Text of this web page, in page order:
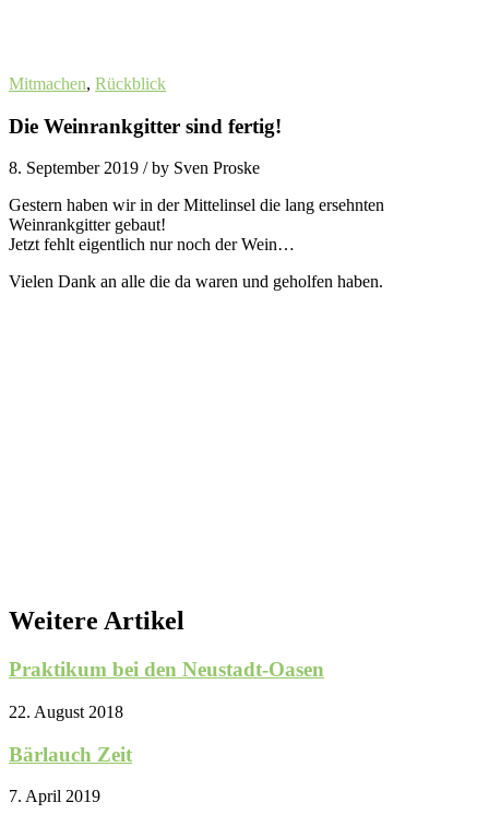
Mitmachen, Rückblick
Die Weinrankgitter sind fertig!
8. September 2019 / by Sven Proske
Gestern haben wir in der Mittelinsel die lang ersehnten
Weinrankgitter gebaut!
Jetzt fehlt eigentlich nur noch der Wein…
Vielen Dank an alle die da waren und geholfen haben.
Weitere Artikel
Praktikum bei den Neustadt-Oasen
22. August 2018
Bärlauch Zeit
7. April 2019